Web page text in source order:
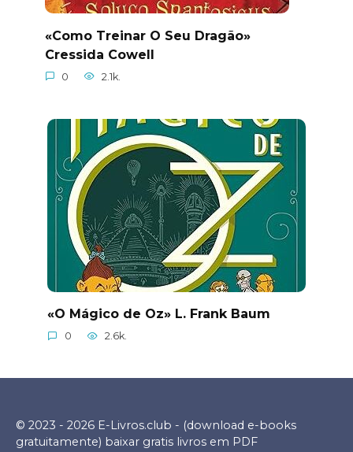
«Como Treinar O Seu Dragão»
Cressida Cowell
0 2.1k.
«O Mágico de Oz» L. Frank Baum
0 2.6k.
© 2023 - 2026 E-Livros.club - (download e-books
gratuitamente) baixar gratis livros em PDF